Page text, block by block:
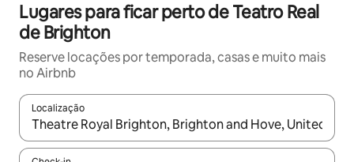
Lugares para ficar perto de Teatro Real
de Brighton
Reserve locações por temporada, casas e muito mais
no Airbnb
Localização
Quando os resultados estiverem disponíveis, explore-os